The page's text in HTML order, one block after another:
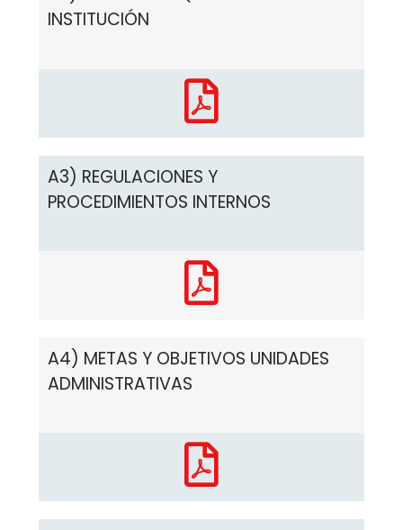
INSTITUCIÓN
A3) REGULACIONES Y
PROCEDIMIENTOS INTERNOS
A4) METAS Y OBJETIVOS UNIDADES
ADMINISTRATIVAS